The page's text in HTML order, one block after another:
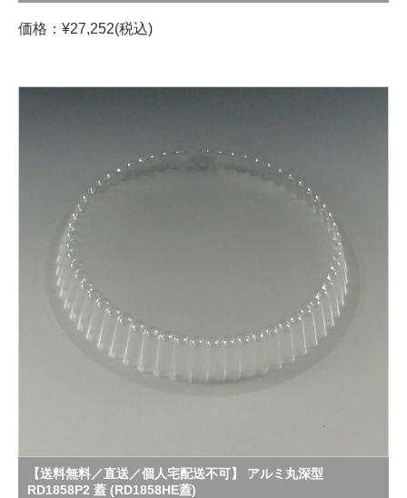
価格：¥27,252(税込)
【送料無料／直送／個人宅配送不可】 アルミ丸深型
RD1858P2 蓋 (RD1858HE蓋)